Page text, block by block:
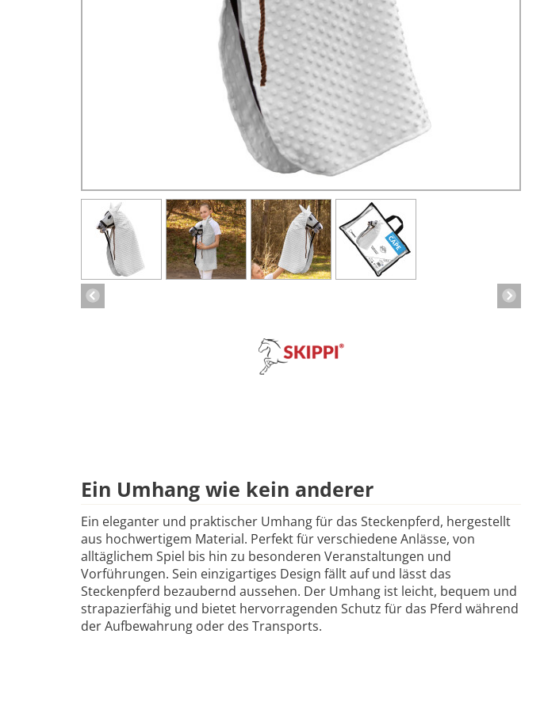
Ein Umhang wie kein anderer
Ein eleganter und praktischer Umhang für das Steckenpferd, hergestellt
aus hochwertigem Material. Perfekt für verschiedene Anlässe, von
alltäglichem Spiel bis hin zu besonderen Veranstaltungen und
Vorführungen. Sein einzigartiges Design fällt auf und lässt das
Steckenpferd bezaubernd aussehen. Der Umhang ist leicht, bequem und
strapazierfähig und bietet hervorragenden Schutz für das Pferd während
der Aufbewahrung oder des Transports.